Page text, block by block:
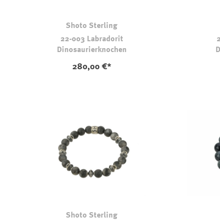
Shoto Sterling
22-003 Labradorit
Dinosaurierknochen
280,00 €*
Shoto Sterling